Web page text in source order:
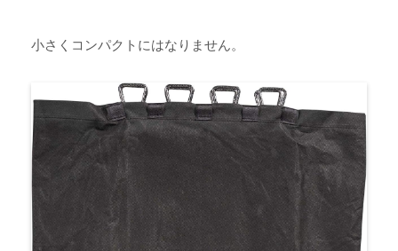
小さくコンパクトにはなりません。